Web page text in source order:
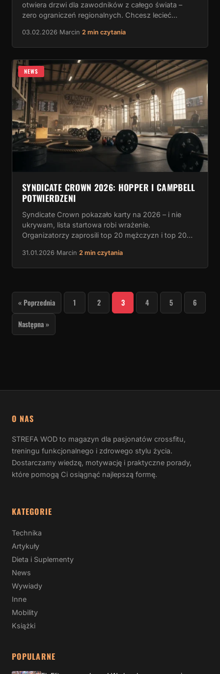
otwiera drzwi dla zawodników z całego świata –
zero ograniczeń regionalnych. Chcesz lecieć…
03.02.2026 Marcin 2 min czytania
NEWS
SYNDICATE CROWN 2026: HOPPER I CAMPBELL
POTWIERDZENI
Syndicate Crown pokazało karty na 2026 – i nie
ukrywam, lista startowa robi wrażenie.
Organizatorzy zaprosili top 20 mężczyzn i top 20…
31.01.2026 Marcin 2 min czytania
STRONICOWANIE
WPISÓW
« Poprzednia 1 2 3 4 5 6
Następna »
O NAS
STREFA WOD to magazyn dla pasjonatów crossfitu,
treningu funkcjonalnego i zdrowego stylu życia.
Dostarczamy wiedzę, motywację i praktyczne porady,
które pomogą Ci osiągnąć najlepszą formę.
KATEGORIE
Technika
Artykuły
Dieta i Suplementy
News
Wywiady
Inne
Mobility
Książki
POPULARNE